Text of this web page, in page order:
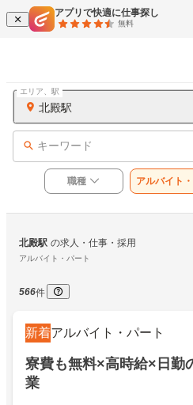
アプリで快適に仕事探し
無料
北殿駅
エリア、駅
キーワード
職種
アルバイト
ート
北殿駅 の求人・仕事・採用
アルバイト・パート
566件
新着アルバイト・パート
寮費も無料×高時給×日勤
業